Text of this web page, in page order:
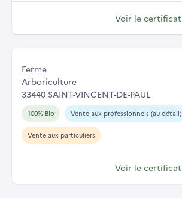
Voir le certificat
Ferme
Arboriculture
33440 SAINT-VINCENT-DE-PAUL
100% Bio Vente aux professionnels (au détail)
Vente aux particuliers
Voir le certificat